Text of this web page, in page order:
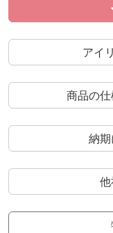
アイ
商品の
納